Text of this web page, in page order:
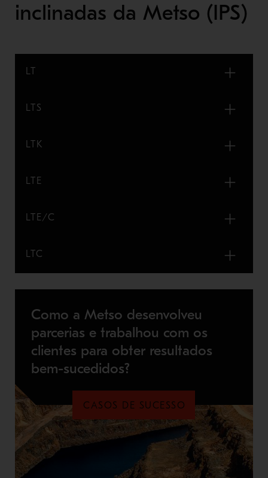
inclinadas da Metso (IPS)
LT
LTS
LTK
LTE
LTE/C
LTC
Como a Metso desenvolveu
parcerias e trabalhou com os
clientes para obter resultados
bem-sucedidos?
CASOS DE SUCESSO